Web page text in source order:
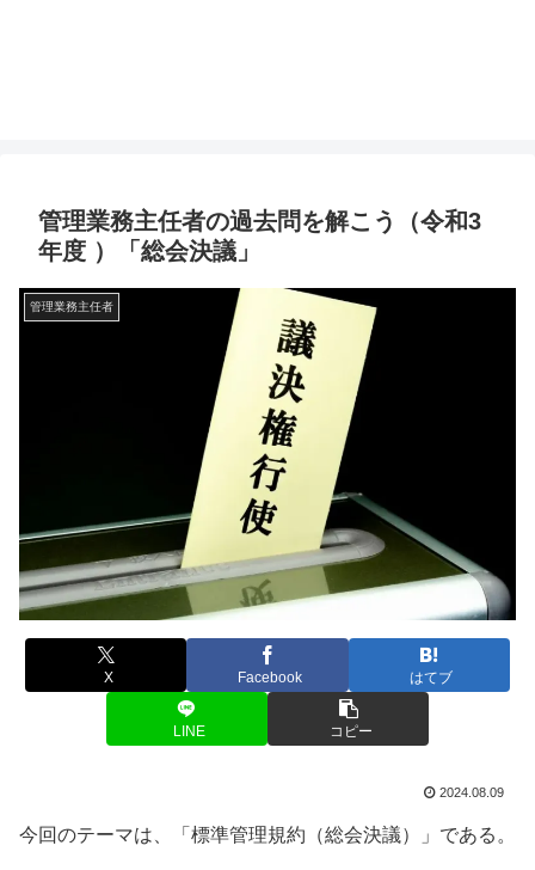
管理業務主任者の過去問を解こう（令和3
年度 ）「総会決議」
管理業務主任者
X Facebook はてブ
LINE コピー
2024.08.09
今回のテーマは、「標準管理規約（総会決議）」である。